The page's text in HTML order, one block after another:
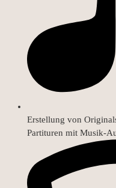
Erstellung von
Partituren mit Musik-